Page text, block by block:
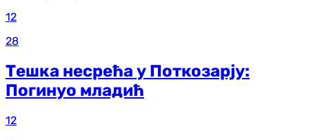
12
28
Тешка несрећа у Поткозарју:
Погинуо младић
12